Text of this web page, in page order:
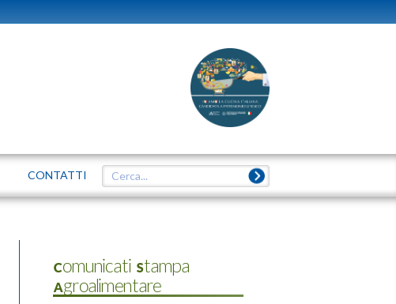
CONTATTI
Comunicati Stampa
Agroalimentare